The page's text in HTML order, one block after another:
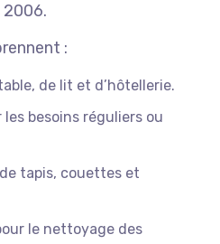
:
de lit et d’hôtellerie.
besoins réguliers ou
tapis, couettes et
le nettoyage des